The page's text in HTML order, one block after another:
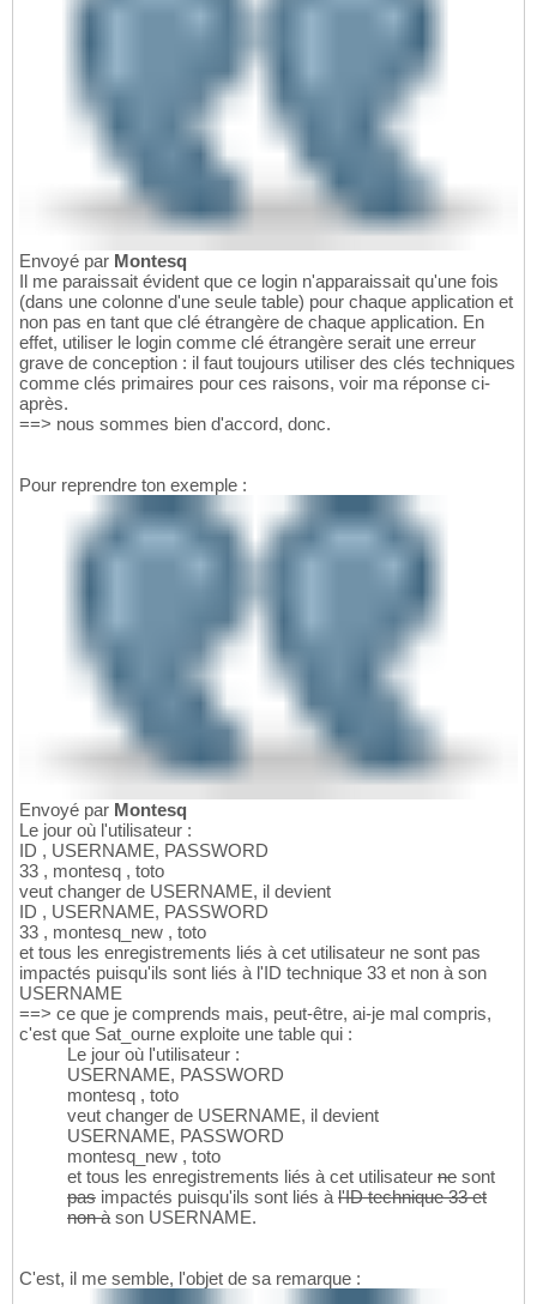
Envoyé par Montesq
Il me paraissait évident que ce login n'apparaissait qu'une fois
(dans une colonne d'une seule table) pour chaque application et
non pas en tant que clé étrangère de chaque application. En
effet, utiliser le login comme clé étrangère serait une erreur
grave de conception : il faut toujours utiliser des clés techniques
comme clés primaires pour ces raisons, voir ma réponse ci-
après.
==> nous sommes bien d'accord, donc.
Pour reprendre ton exemple :
Envoyé par Montesq
Le jour où l'utilisateur :
ID , USERNAME, PASSWORD
33 , montesq , toto
veut changer de USERNAME, il devient
ID , USERNAME, PASSWORD
33 , montesq_new , toto
et tous les enregistrements liés à cet utilisateur ne sont pas
impactés puisqu'ils sont liés à l'ID technique 33 et non à son
USERNAME
==> ce que je comprends mais, peut-être, ai-je mal compris,
c'est que Sat_ourne exploite une table qui :
Le jour où l'utilisateur :
USERNAME, PASSWORD
montesq , toto
veut changer de USERNAME, il devient
USERNAME, PASSWORD
montesq_new , toto
et tous les enregistrements liés à cet utilisateur ne sont
pas impactés puisqu'ils sont liés à l'ID technique 33 et
non à son USERNAME.
C'est, il me semble, l'objet de sa remarque :